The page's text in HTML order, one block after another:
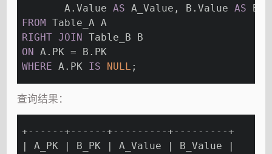
       A.Value
AS A_Value, B.Value AS
FROM Table_A A
RIGHT JOIN Table_B B
ON A.PK = B.PK
WHERE A.PK IS NULL ;
查询结果：
+------+------+---------+---------+
| A_PK | B_PK | A_Value | B_Value |